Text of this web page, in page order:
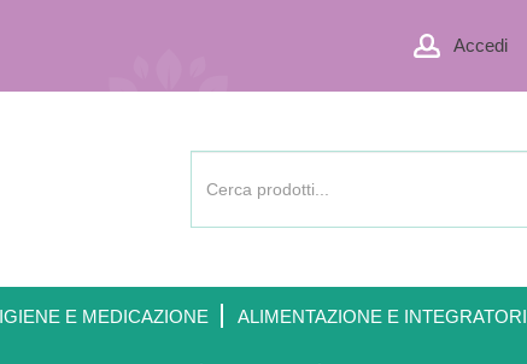
Accedi
Prodotto
IGIENE E MEDICAZIONE ALIMENTAZIONE E INTEGRATORI